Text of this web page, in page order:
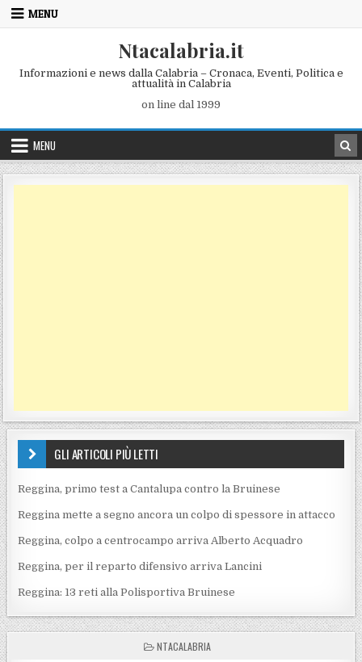
Skip to content
MENU
Ntacalabria.it
Informazioni e news dalla Calabria – Cronaca, Eventi, Politica e
attualità in Calabria
on line dal 1999
MENU
GLI ARTICOLI PIÙ LETTI
Reggina, primo test a Cantalupa contro la Bruinese
Reggina mette a segno ancora un colpo di spessore in attacco
Reggina, colpo a centrocampo arriva Alberto Acquadro
Reggina, per il reparto difensivo arriva Lancini
Reggina: 13 reti alla Polisportiva Bruinese
POSTED IN
NTACALABRIA